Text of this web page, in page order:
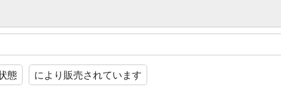
態 により販売されています